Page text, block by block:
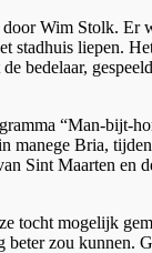
Wim Stolk. Er
liepen.
bedelaar,
“Man-bijt-
manege Bria,
Sint Maarten en
mogelijk
beter zou kunnen.